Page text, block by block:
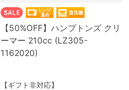
【50%OFF】ハンプトンズ クリ
ーマー 210cc (LZ305-
1162020)
【ギフト非対応】